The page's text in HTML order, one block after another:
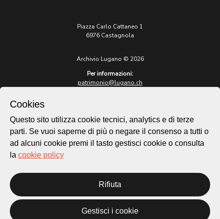
Piazza Carlo Cattaneo 1
6976 Castagnola
Archivio Lugano © 2026
Per informazioni:
patrimonio@lugano.ch
lugano.ch
Cookie policy
Homepage
Temi
Mappa
Novità
Cookies
Questo sito utilizza cookie tecnici, analytics e di terze
parti. Se vuoi saperne di più o negare il consenso a tutti o
ad alcuni cookie premi il tasto gestisci cookie o consulta
la cookie policy
Rifiuta
Gestisci i cookie